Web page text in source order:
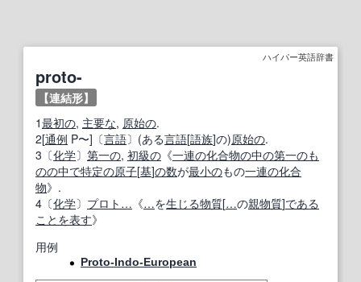
ハイパー英語辞書
proto-
【連結形】
1最初の, 主要な, 原始の.
2[通例 P〜]〔言語〕(ある言語[語族]の)原始の.
3〔化学〕 第一の, 初級の 《一連の化合物の中の第一のも
のの中で特定の原子[基]の数が最小のもの一連の化合
物》.
4〔化学〕 プロト … 《…を生じる物質[…の親物質]である
こと を表す》
用例
Proto-Indo-European